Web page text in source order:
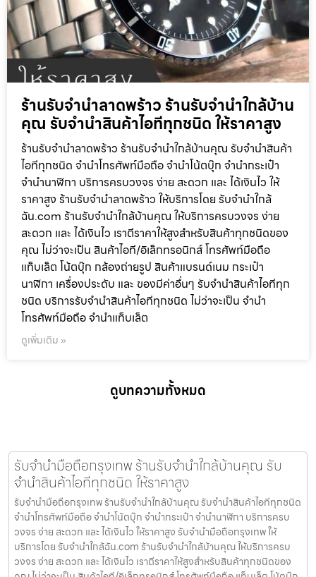
ร้านรับจำนำลาดพร้าว ร้านรับจำนำใกล้บ้าน
คุณ รับจำนำสินค้าไอทีทุกชนิด ให้ราคาสูง
ร้านรับจำนำลาดพร้าว ร้านรับจำนำใกล้บ้านคุณ รับจำนำสินค้า
ไอทีทุกชนิด จำนำโทรศัพท์มือถือ จำนำโน้ตบุ๊ก จำนำกระเป๋า
จำนำนาฬิกา บริการครบวงจร ง่าย สะดวก และ ได้เงินไว ให้
ราคาสูง ร้านรับจำนำลาดพร้าว ให้บริการโดย รับจํานําใกล้
ฉัน.com ร้านรับจำนำใกล้บ้านคุณ ให้บริการครบวงจร ง่าย
สะดวก และ ได้เงินไว เราตีราคาให้สูงสำหรับสินค้าทุกชนิดของ
คุณ ไม่ว่าจะเป็น สินค้าไอที/อิเล็กทรอนิกส์ โทรศัพท์มือถือ
แท็บเล็ต โน้ตบุ๊ก กล้องถ่ายรูป สินค้าแบรนด์เนม กระเป๋า
นาฬิกา เครื่องประดับ และ ของมีค่าอื่นๆ รับจำนำสินค้าไอทีทุก
ชนิด บริการรับจำนำสินค้าไอทีทุกชนิด ไม่ว่าจะเป็น จำนำ
โทรศัพท์มือถือ จำนำแท็บเล็ต
ดูเพิ่มเติม »
ดูบทความทั้งหมด
รับจำนำมือถือกรุงเทพ ร้านรับจำนำใกล้บ้านคุณ รับ
จำนำสินค้าไอทีทุกชนิด ให้ราคาสูง
รับจำนำมือถือกรุงเทพ ร้านรับจำนำใกล้บ้านคุณ รับจำนำสินค้าไอทีทุกชนิด
จำนำโทรศัพท์มือถือ จำนำโน้ตบุ๊ก จำนำกระเป๋า จำนำนาฬิกา บริการครบ
วงจร ง่าย สะดวก และ ได้เงินไว ให้ราคาสูง รับจำนำมือถือกรุงเทพ ให้
บริการโดย รับจํานําใกล้ฉัน.com ร้านรับจำนำใกล้บ้านคุณ ให้บริการครบ
วงจร ง่าย สะดวก และ ได้เงินไว เราตีราคาให้สูงสำหรับสินค้าทุกชนิดของ